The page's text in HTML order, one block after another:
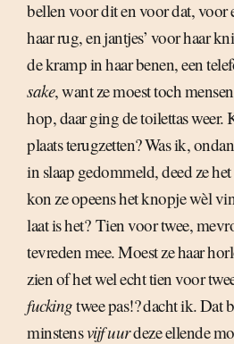
bellen voor dit en voor dat, voor
haar rug, en jantjes’ voor haar
de kramp in haar benen, een
sake, want ze moest toch
hop, daar ging de toilettas weer.
plaats terugzetten? Was ik,
in slaap gedommeld, deed ze
kon ze opeens het knopje wèl
laat is het?  Tien voor twee,
tevreden mee. Moest ze haar
zien of het wel echt tien voor
fuckingtwee pas!? dacht ik.
minstensvijf uurdeze ellende